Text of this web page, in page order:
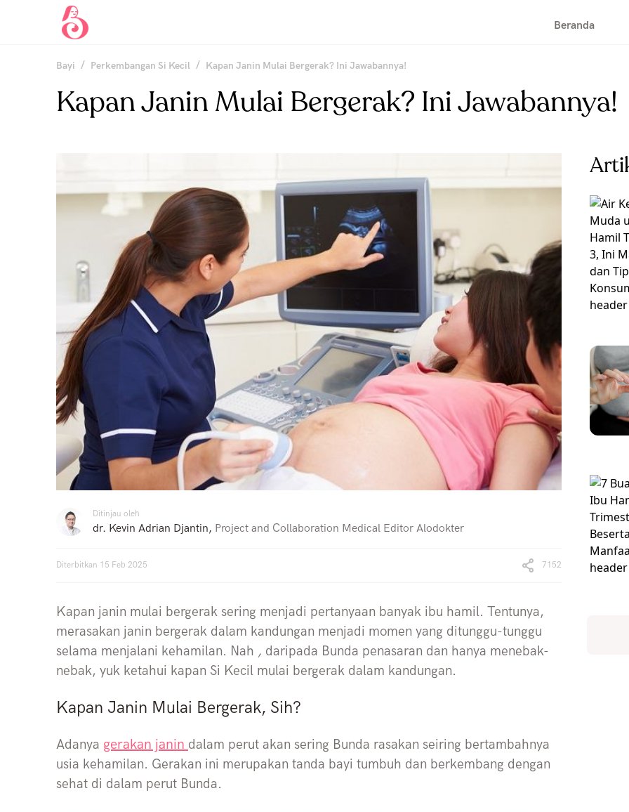
Beranda
Bayi / Perkembangan Si Kecil / Kapan Janin Mulai Bergerak? Ini Jawabannya!
Kapan Janin Mulai Bergerak? Ini Jawabannya!
Ditinjau oleh
dr. Kevin Adrian Djantin, Project and Collaboration Medical Editor Alodokter
Diterbitkan 15 Feb 2025 7152
Kapan janin mulai bergerak sering menjadi pertanyaan banyak ibu hamil. Tentunya,
merasakan janin bergerak dalam kandungan menjadi momen yang ditunggu-tunggu
selama menjalani kehamilan. Nah , daripada Bunda penasaran dan hanya menebak-
nebak, yuk ketahui kapan Si Kecil mulai bergerak dalam kandungan.
Kapan Janin Mulai Bergerak, Sih?
Adanya gerakan janin dalam perut akan sering Bunda rasakan seiring bertambahnya
usia kehamilan. Gerakan ini merupakan tanda bayi tumbuh dan berkembang dengan
sehat di dalam perut Bunda.